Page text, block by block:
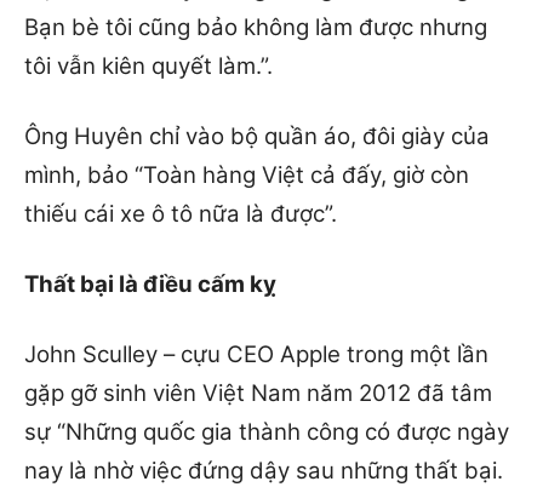
Bạn bè tôi cũng bảo không làm được nhưng
tôi vẫn kiên quyết làm.”.
Ông Huyên chỉ vào bộ quần áo, đôi giày của
mình, bảo “Toàn hàng Việt cả đấy, giờ còn
thiếu cái xe ô tô nữa là được”.
Thất bại là điều cấm kỵ
John Sculley – cựu CEO Apple trong một lần
gặp gỡ sinh viên Việt Nam năm 2012 đã tâm
sự “Những quốc gia thành công có được ngày
nay là nhờ việc đứng dậy sau những thất bại.